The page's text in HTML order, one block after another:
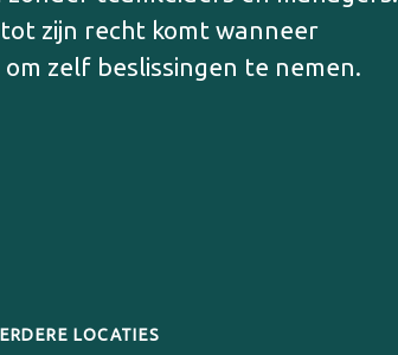
zijn recht komt wanneer
zelf beslissingen te nemen.
LOCATIES